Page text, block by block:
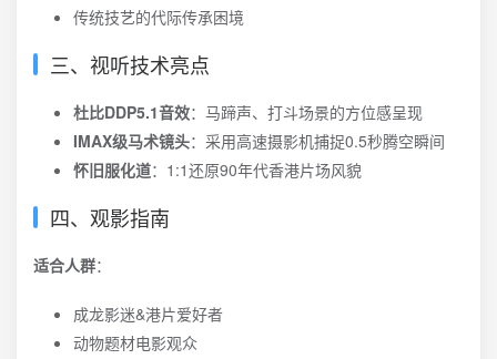
传统技艺的代际传承困境
三、视听技术亮点
杜比DDP5.1音效：马蹄声、打斗场景的方位感呈现
IMAX级马术镜头：采用高速摄影机捕捉0.5秒腾空瞬间
怀旧服化道：1:1还原90年代香港片场风貌
四、观影指南
适合人群：
成龙影迷&港片爱好者
动物题材电影观众